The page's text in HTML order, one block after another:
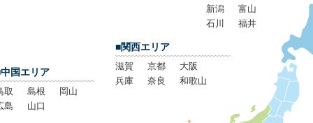
新潟
富山
石川
福井
■関西エリア
滋賀 京都
大阪
兵庫
奈良 和歌山
国エリア
取 島根
岡山
島
山口